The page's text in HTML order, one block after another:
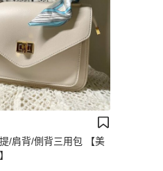
/肩背/側背三用包 【美